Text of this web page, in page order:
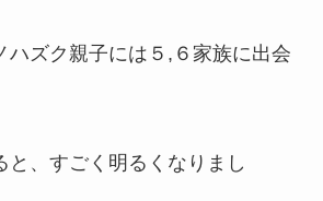
ハズク親子には５,６家族に出会
と、すごく明るくなりまし